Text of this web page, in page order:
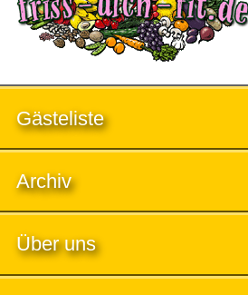
Gästeliste
Archiv
Über uns